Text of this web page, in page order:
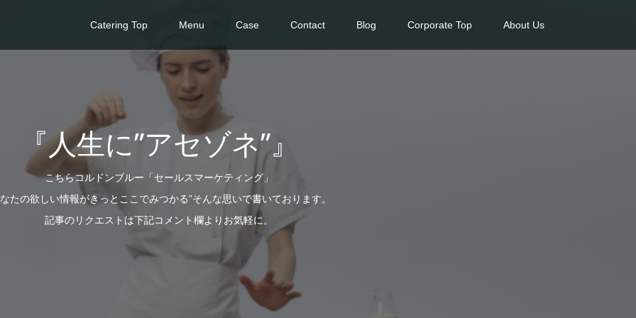
Catering Top Menu Case Contact Blog Corporate Top About Us
『人生に”アセゾネ”』
こちらコルドンブルー「セールスマーケティング」
たの欲しい情報がきっとここでみつかる”そんな思いで書いております。
記事のリクエストは下記コメント欄よりお気軽に。